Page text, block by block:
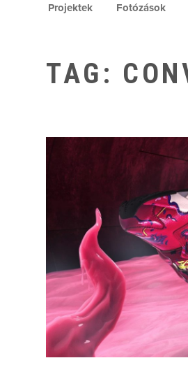
Projektek Fotózások
TAG: